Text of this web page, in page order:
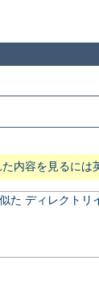
内容を見るには
た ディレクトリ